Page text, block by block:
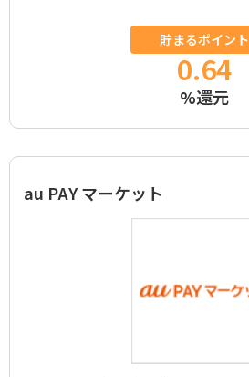
貯まるポイント
0.64
%還元
au PAY マーケット